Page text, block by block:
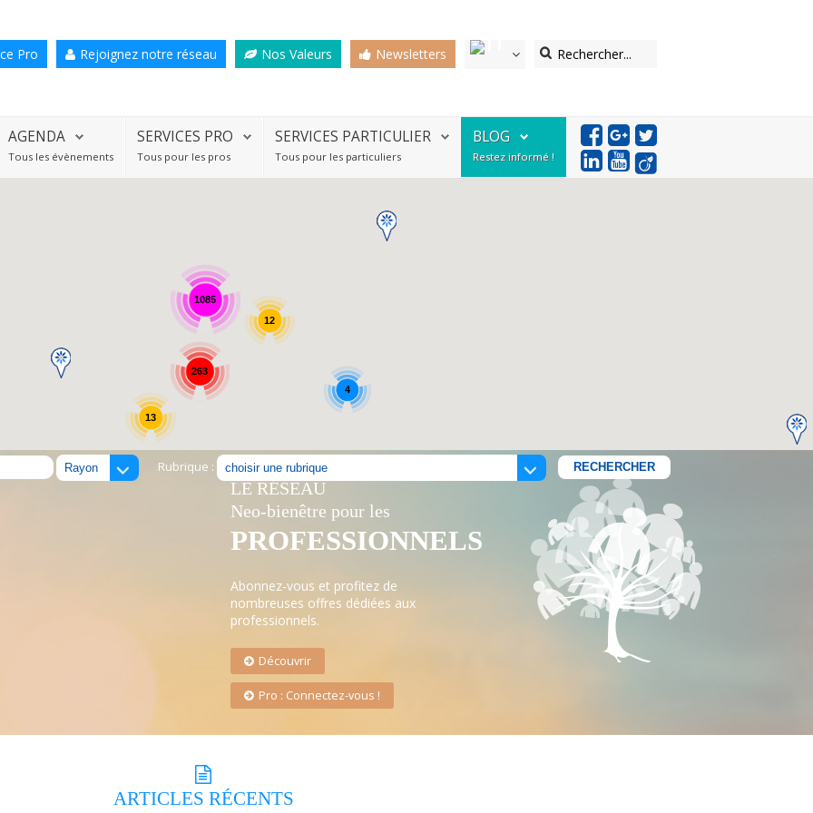
Pro Rejoignez notre réseau Nos Valeurs Newsletters
AGENDA
Tous les évènements
SERVICES PRO
Tous pour les pros
SERVICES PARTICULIER
Tous pour les particuliers
BLOG
Restez informé !
1085
13
263
4
12
Rubrique :
LE RÉSEAU
Neo-bienêtre pour les
PROFESSIONNELS
Abonnez-vous et profitez de
nombreuses offres dédiées aux
professionnels.
Découvrir
Pro : Connectez-vous !
ARTICLES RÉCENTS